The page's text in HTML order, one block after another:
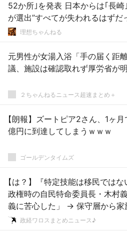
52か所｣を発表 日本からは｢長崎
が選出”すべてが失われるはずだ
生き残った”
理想ちゃんねる
元男性が女湯入浴「手の届く距
議、施設は確認取れず厚労省が
２ちゃんねるニュース超速まとめ＋
【朗報】ズートピア2さん、1ヶ
億円に到達してしまうｗｗｗ
ゴールデンタイムズ
【は？】『特定技能は移民では
政権時の自民特命委員長・木村
義に苦心した」 → 保守層から家
住の道が開く点で「実質移民」と
政経ワロスまとめニュース♪